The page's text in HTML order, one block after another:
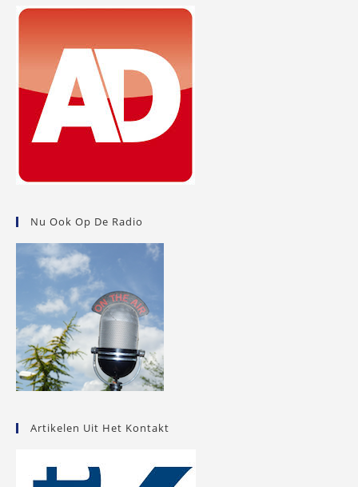
Nu Ook Op De Radio
Artikelen Uit Het Kontakt